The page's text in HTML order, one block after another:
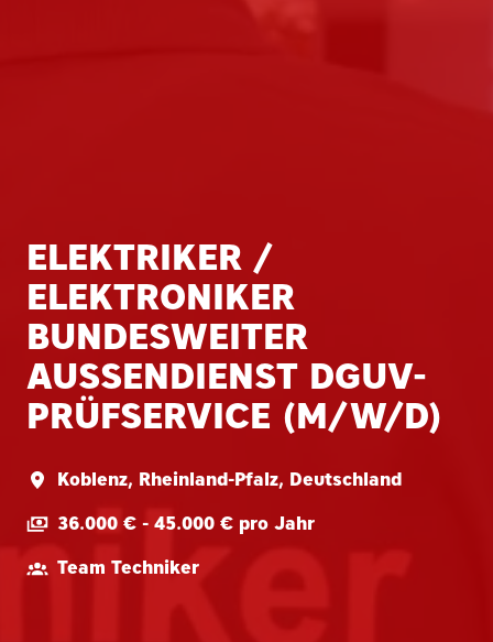
ELEKTRIKER /
ELEKTRONIKER
BUNDESWEITER
AUSSENDIENST DGUV-P
RÜFSERVICE (M/W/D)
Koblenz, Rheinland-Pfalz, Deutschland
36.000 € - 45.000 € pro Jahr
Team Techniker